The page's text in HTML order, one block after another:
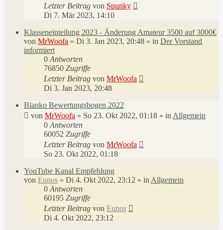
Letzter Beitrag von Spunky
Di 7. Mär 2023, 14:10
Klasseneinteilung 2023 - Änderung Amateur 3500 auf 3000€
von MrWoofa » Di 3. Jan 2023, 20:48 » in Der Vorstand
informiert
0 Antworten
76850 Zugriffe
Letzter Beitrag von MrWoofa
Di 3. Jan 2023, 20:48
Blanko Bewertungsbogen 2022
von MrWoofa » So 23. Okt 2022, 01:18 » in Allgemein
0 Antworten
60052 Zugriffe
Letzter Beitrag von MrWoofa
So 23. Okt 2022, 01:18
YouTube Kanal Empfehlung
von Eunos » Di 4. Okt 2022, 23:12 » in Allgemein
0 Antworten
60195 Zugriffe
Letzter Beitrag von Eunos
Di 4. Okt 2022, 23:12